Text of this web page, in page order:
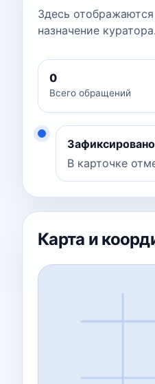
Здесь
назначение куратора.
0
Всего обращений
В карточке
Карта и